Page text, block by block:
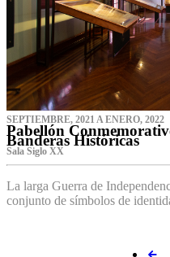
SEPTIEMBRE, 2021 A ENERO, 2022
Pabellón
Banderas Históricas
Sala Siglo XX
La larga Guerra de
conjunto de símbolos de